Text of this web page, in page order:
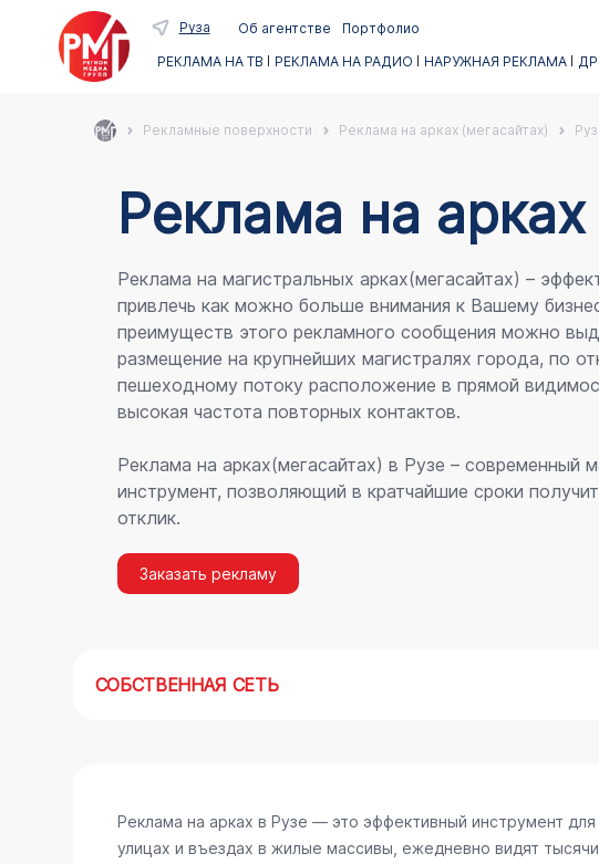
Руза Об агентстве
Портфолио
РЕКЛАМА НА ТВ
РЕКЛАМА НА РАДИО НАРУЖНАЯ РЕКЛАМА
Рекламные поверхности Реклама на арках (мегасайтах)
Реклама на аркаx
Реклама на магистральных арках(мегасайтах) –
привлечь как можно больше внимания к Вашему
преимуществ этого рекламного сообщения можно
размещение на крупнейших магистралях города, по
пешеходному потоку расположение в прямой
высокая частота повторных контактов.
Реклама на арках(мегасайтах) в Рузе – современный
инструмент, позволяющий в кратчайшие сроки
отклик.
Заказать рекламу
СОБСТВЕННАЯ СЕТЬ
Реклама на арках в Рузе — это эффективный инструмент
улицах и въездах в жилые массивы, ежедневно видят